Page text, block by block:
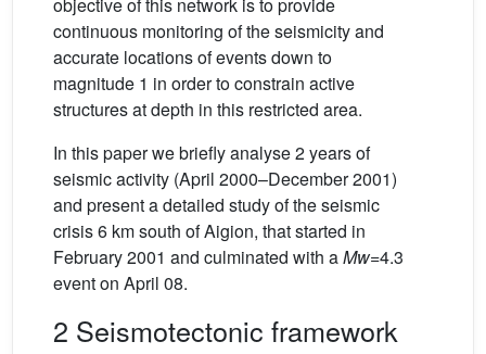
continuous monitoring of the seismicity and
accurate locations of events down to
magnitude 1 in order to constrain active
structures at depth in this restricted area.
In this paper we briefly analyse 2 years of
seismic activity (April 2000–December 2001)
and present a detailed study of the seismic
crisis 6 km south of Aigion, that started in
February 2001 and culminated with aMw=4.3
event on April 08.
2 Seismotectonic framework